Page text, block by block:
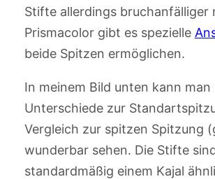
Stifte allerdings bruchanfälliger
Prismacolor gibt es spezielle
beide Spitzen ermöglichen.
In meinem Bild unten kann man
Unterschiede zur
Vergleich zur spitzen Spitzung
wunderbar sehen. Die Stifte
standardmäßig einem Kajal